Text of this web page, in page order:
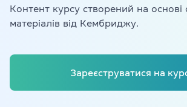
Контент курсу створений на основі
матеріалів від Кембриджу.
Зареєструватися на